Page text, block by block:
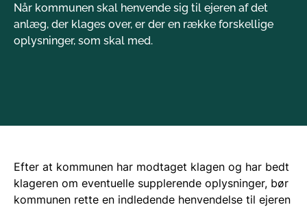
Når kommunen skal henvende sig til ejeren af det
anlæg, der klages over, er der en række forskellige
oplysninger, som skal med.
Efter at kommunen har modtaget klagen og har bedt
klageren om eventuelle supplerende oplysninger, bør
kommunen rette en indledende henvendelse til ejeren